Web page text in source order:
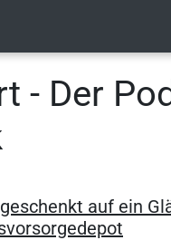
- Der
auf ein